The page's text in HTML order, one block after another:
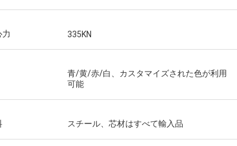
力 335KN
青/黄/赤/白、カスタマイズされた色が利用
可能
スチール、芯材はすべて輸入品